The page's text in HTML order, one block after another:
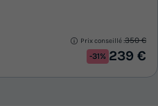
Prix conseillé :350 €
-31% 239 €